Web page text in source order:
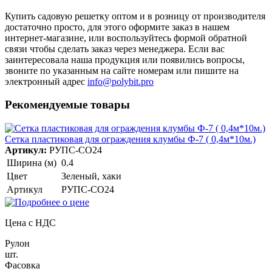
Купить садовую решетку оптом и в розницу от производителя
достаточно просто, для этого оформите заказ в нашем
интернет-магазине, или воспользуйтесь формой обратной
связи чтобы сделать заказ через менеджера. Если вас
заинтересовала наша продукция или появились вопросы,
звоните по указанным на сайте номерам или пишите на
электронный адрес info@polybit.pro
Рекомендуемые товары
Сетка пластиковая для ограждения клумбы Ф-7 ( 0,4м*10м.)
Артикул: РУПС-СО24
Ширина (м) 0.4
Цвет
Зеленый, хаки
Артикул
РУПС-СО24
Цена с НДС
Рулон
шт.
Фасовка